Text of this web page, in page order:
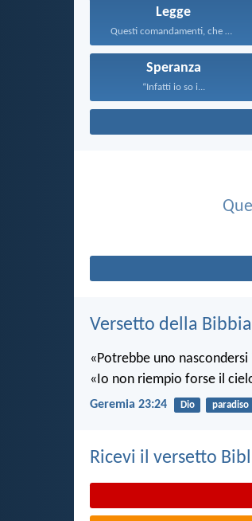
Legge
Questi comandamenti, che oggi...
Speranza
“Infatti io so i...
Versetto della
«Potrebbe uno
«Io non riempio forse il
Geremia 23:24 Dio paradiso
Ricevi il versetto